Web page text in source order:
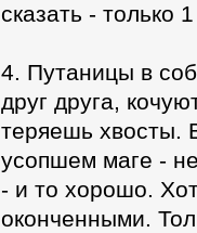
сказать - только
4. Путаницы в
друг друга,
теряешь хвосты.
усопшем маге -
- и то хорошо.
оконченными.